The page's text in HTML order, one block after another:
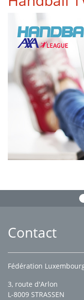
Contact
Fédération
3, route d'Arlon
L-8009 STRASSEN